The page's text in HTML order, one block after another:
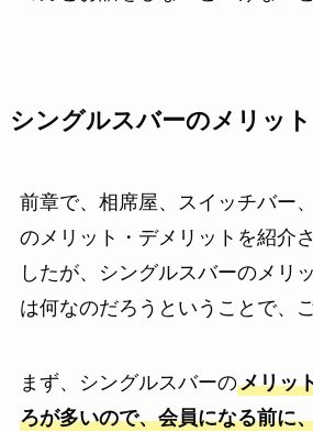
シングルスバーのメリッ
前章で、相席屋、スイッチバー
のメリット・デメリットを紹介
したが、シングルスバーのメリ
は何なのだろうということで、
まず、シングルスバーのメリッ
ろが多いので、会員になる前に